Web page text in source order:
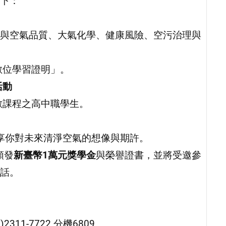
空氣品質、大氣化學、健康風險、空污治理與
學習證明」。
動
程之高中職學生。
對未來清淨空氣的想像與期許。
發新臺幣1萬元獎學金與榮譽證書，並將受邀參
。